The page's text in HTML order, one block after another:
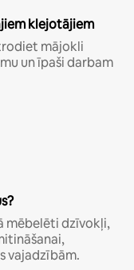
klejotājiem
mājokli
un īpaši darbam
mēbelēti dzīvokļi,
vajadzībām.